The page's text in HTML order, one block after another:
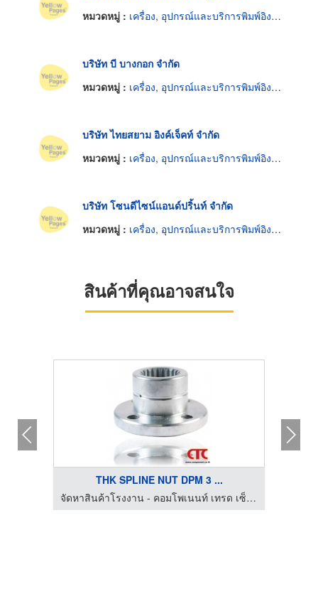
หมวดหมู่ : เครื่อง, อุปกรณ์และบริการพิมพ์อิงค์เจ็ท
บริษัท บี บางกอก จำกัด
หมวดหมู่ : เครื่อง, อุปกรณ์และบริการพิมพ์อิงค์เจ็ท
บริษัท ไทยสยาม อิงค์เจ็คท์ จำกัด
หมวดหมู่ : เครื่อง, อุปกรณ์และบริการพิมพ์อิงค์เจ็ท
บริษัท โซนดีไซน์แอนด์ปริ้นท์ จำกัด
หมวดหมู่ : เครื่อง, อุปกรณ์และบริการพิมพ์อิงค์เจ็ท
สินค้าที่คุณอาจสนใจ
THK SPLINE NUT DPM 3 ...
จัดหาสินค้าโรงงาน - คอมโพเนนท์ เทรด เซ็นเตอร์